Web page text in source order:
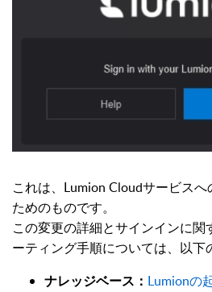
これは、Lumion Cloudサービス
ためのものです。
この変更の詳細とサインインに関
ーティング手順については、以下
ナレッジベース： Lumionの